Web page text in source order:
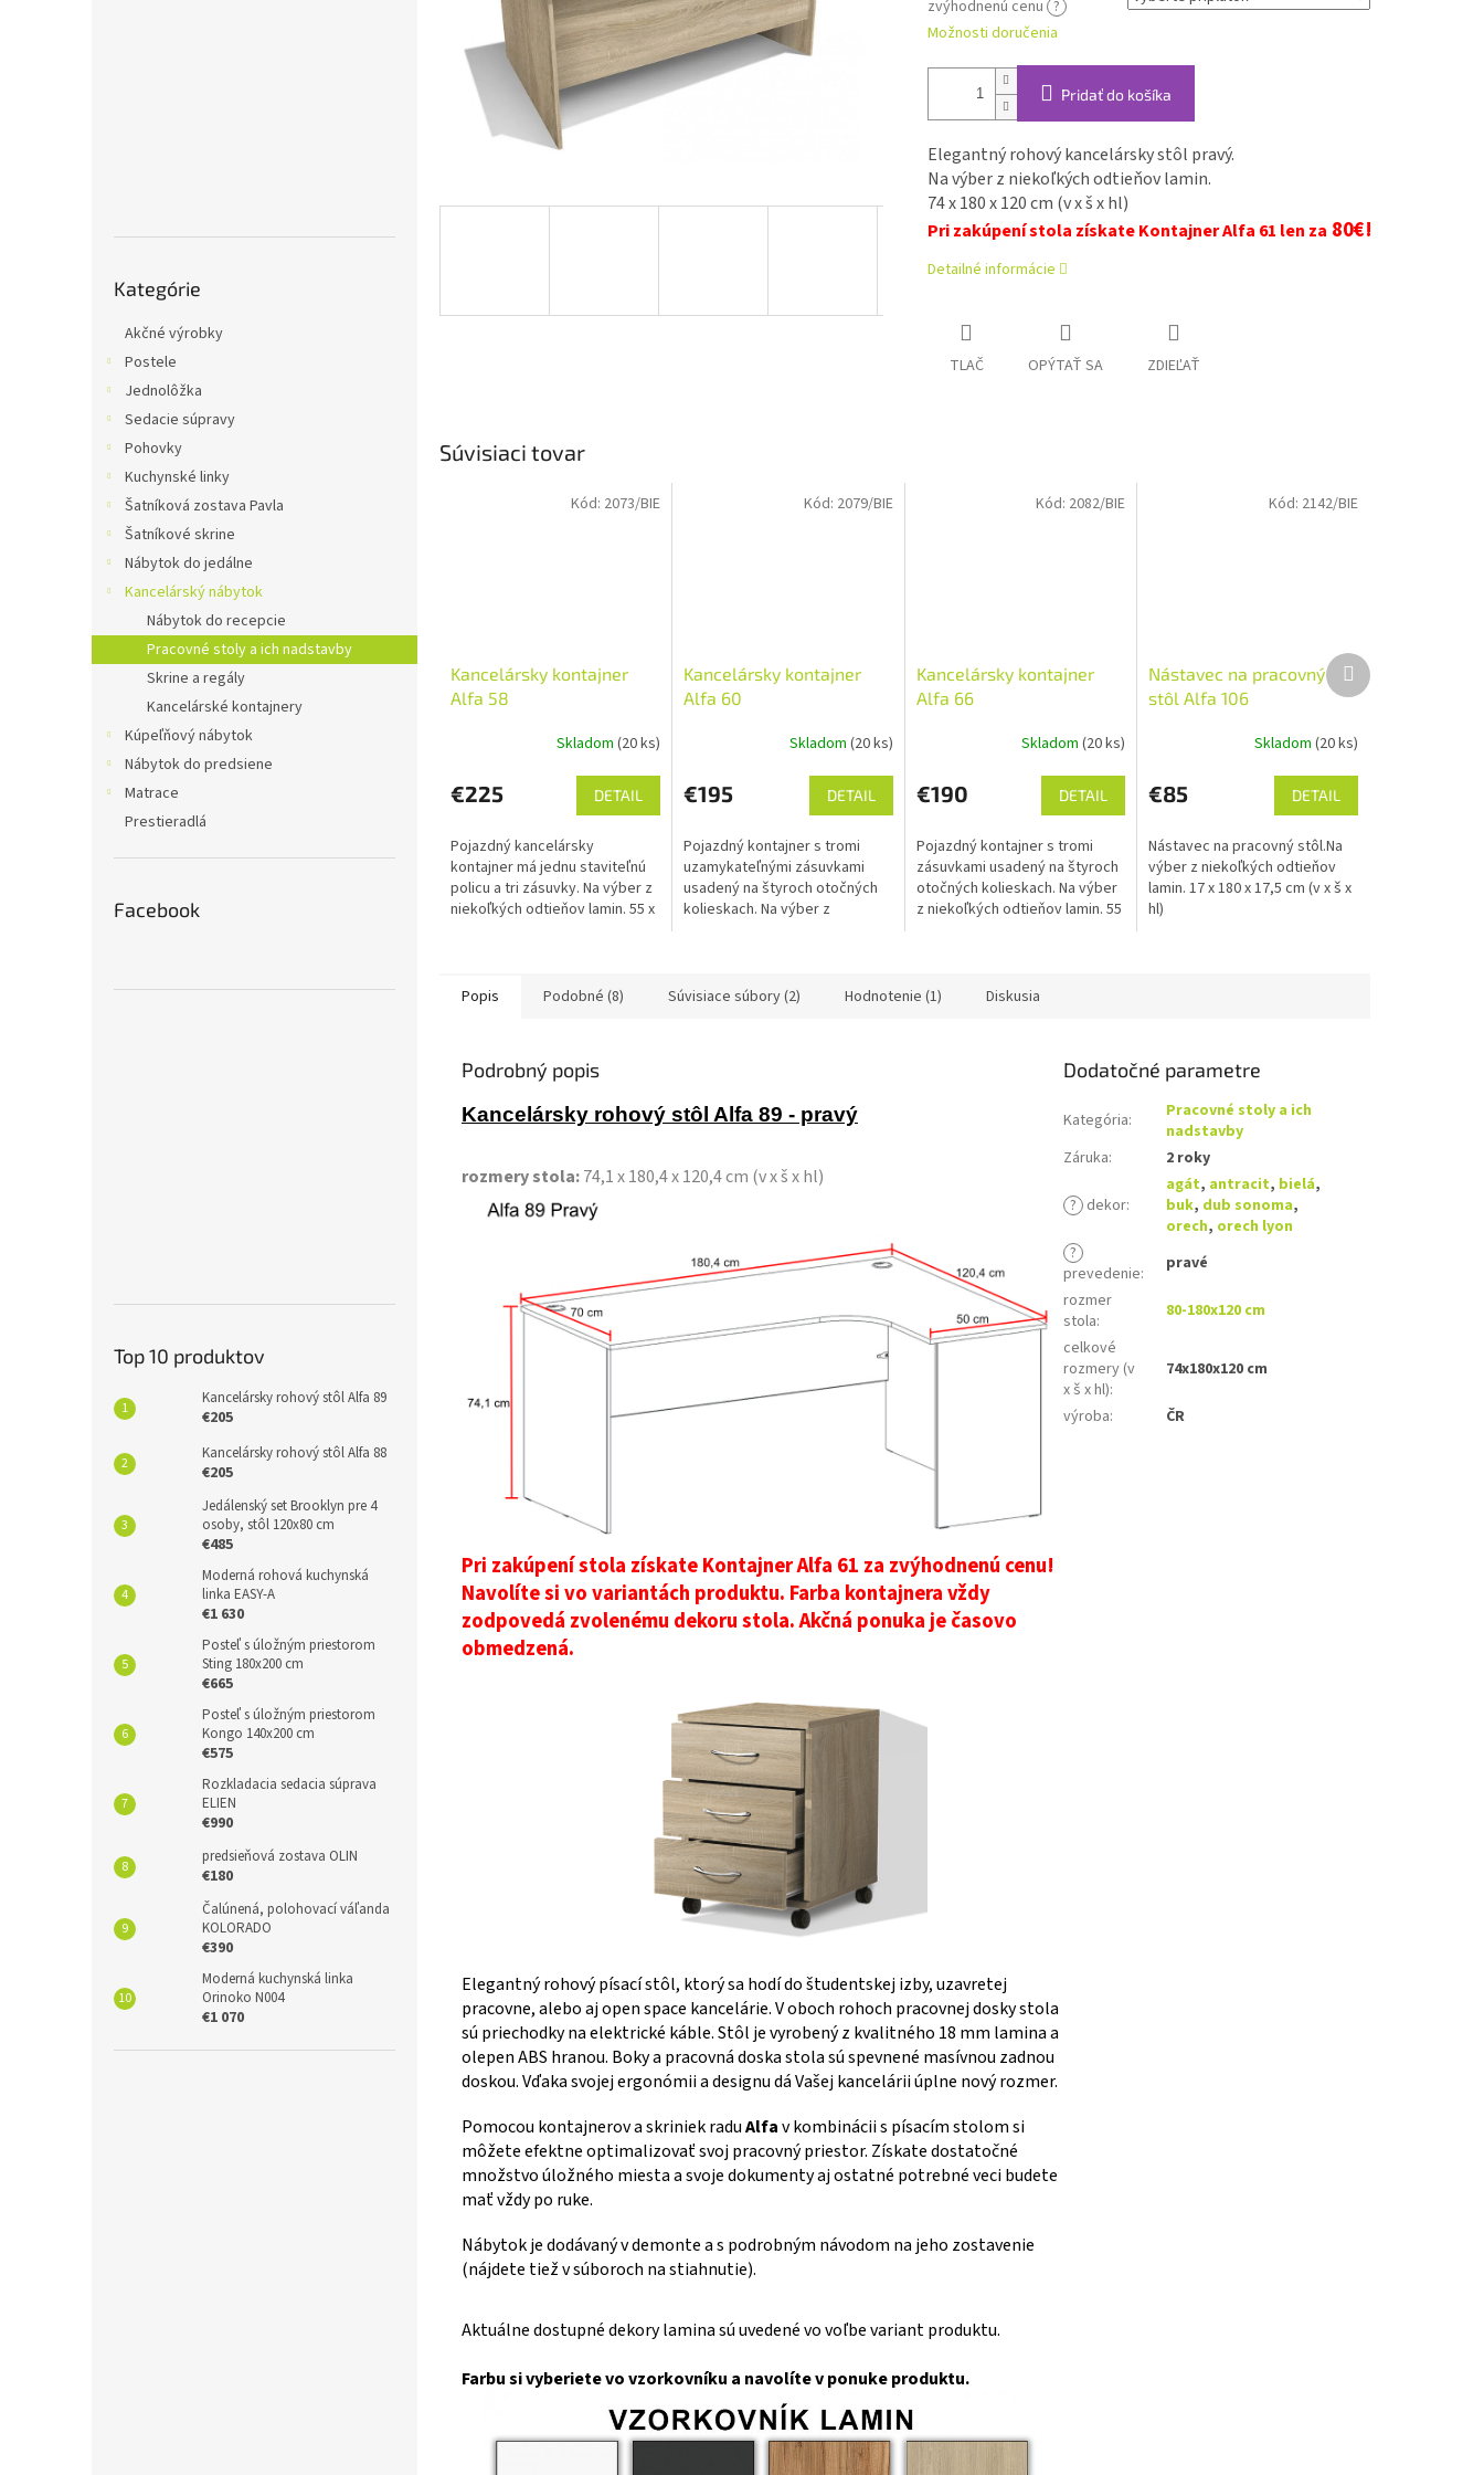
kategórie
Kategórie
Akčné výrobky
Postele
Jednolôžka
Sedacie súpravy
Pohovky
Kuchynské linky
Šatníková zostava Pavla
Šatníkové skrine
Nábytok do jedálne
Kancelárský nábytok
Nábytok do recepcie
Pracovné stoly a ich nadstavby
Skrine a regály
Kancelárské kontajnery
Kúpeľňový nábytok
Nábytok do predsiene
Matrace
Prestieradlá
Facebook
Top 10 produktov
Kancelársky rohový stôl Alfa 89
€205
Kancelársky rohový stôl Alfa 88
€205
Jedálenský set Brooklyn pre 4
osoby, stôl 120x80 cm
€485
Moderná rohová kuchynská
linka EASY-A
€1 630
Posteľ s úložným priestorom
Sting 180x200 cm
€665
Posteľ s úložným priestorom
Kongo 140x200 cm
€575
Rozkladacia sedacia súprava
ELIEN
€990
predsieňová zostava OLIN
€180
Čalúnená, polohovací váľanda
KOLORADO
€390
Moderná kuchynská linka
Orinoko N004
€1 070
zvýhodnenú cenu ?
Možnosti doručenia
Pridať do košíka
Elegantný rohový kancelársky stôl pravý.
Na výber z niekoľkých odtieňov lamin.
74 x 180 x 120 cm (v x š x hl)
Pri zakúpení stola získate Kontajner Alfa 61 len za 80€!
Detailné informácie
TLAČ OPÝTAŤ SA ZDIEĽAŤ
Súvisiaci tovar
Kancelársky kontajner
Alfa 58
Skladom (20 ks)
€225 DETAIL
Pojazdný kancelársky
kontajner má jednu staviteľnú
policu a tri zásuvky. Na výber z
niekoľkých odtieňov lamin. 55 x
Kód: 2073/BIE
Kancelársky kontajner
Alfa 60
Skladom (20 ks)
€195 DETAIL
Pojazdný kontajner s tromi
uzamykateľnými zásuvkami
usadený na štyroch otočných
kolieskach. Na výber z
Kód: 2079/BIE
Kancelársky kontajner
Alfa 66
Skladom(20 ks)
€190 DETAIL
Pojazdný kontajner s tromi
zásuvkami usadený na štyroch
otočných kolieskach. Na výber
z niekoľkých odtieňov lamin. 55
Kód: 2082/BIE
Nástavec na pracovný
stôl Alfa 106
Skladom (20 ks)
€85 DETAIL
Nástavec na pracovný stôl.Na
výber z niekoľkých odtieňov
lamin. 17 x 180 x 17,5 cm (v x š x
hl)
Kód: 2142/BIE
Ďalší
produkt
Popis Podobné (8) Súvisiace súbory (2) Hodnotenie (1) Diskusia
Podrobný popis
Kancelársky rohový stôl Alfa 89 - pravý
rozmery stola:74,1 x 180,4 x 120,4 cm (v x š x hl)
Pri zakúpení stola získate Kontajner Alfa 61 za zvýhodnenú cenu!
Navolíte si vo variantách produktu. Farba kontajnera vždy
zodpovedá zvolenému dekoru stola. Akčná ponuka je časovo
obmedzená.
Elegantný rohový písací stôl, ktorý sa hodí do študentskej izby, uzavretej
pracovne, alebo aj open space kancelárie. V oboch rohoch pracovnej dosky stola
sú priechodky na elektrické káble. Stôl je vyrobený z kvalitného 18 mm lamina a
olepen ABS hranou. Boky a pracovná doska stola sú spevnené masívnou zadnou
doskou. Vďaka svojej ergonómii a designu dá Vašej kancelárii úplne nový rozmer.
Pomocou kontajnerov a skriniek raduAlfav kombinácii s písacím stolom si
môžete efektne optimalizovať svoj pracovný priestor. Získate dostatočné
množstvo úložného miesta a svoje dokumenty aj ostatné potrebné veci budete
mať vždy po ruke.
Nábytok je dodávaný v demonte a s podrobným návodom na jeho zostavenie
(nájdete tiež v súboroch na stiahnutie).
Aktuálne dostupné dekory lamina sú uvedené vo voľbe variant produktu.
Farbu si vyberiete vo vzorkovníku a navolíte v ponuke produktu.
Dodatočné parametre
Kategória:
Pracovné stoly a ich
nadstavby
Záruka: 2 roky
? dekor:
agát, antracit, bielá,
buk, dub sonoma,
orech, orech lyon
?
prevedenie:
pravé
rozmer
stola:
80-180x120 cm
celkové
rozmery (v
x š x hl):
74x180x120 cm
výroba: ČR